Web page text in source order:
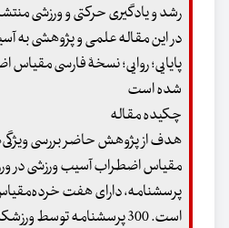
رشد و یادگیری حرکتی و ورزشی
در این مقاله علمی و پژوهشی به
پایایی؛ روایی؛ نسخۀ فارسی
شده است
چکیده مقاله
هدف از پژوهش حاضر بررسی
مقیاس اضطراب آسیب ورزشی در